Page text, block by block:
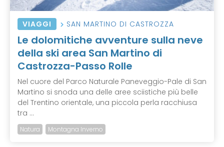
VIAGGI SAN MARTINO DI CASTROZZA
Le dolomitiche avventure sulla neve
della ski area San Martino di
Castrozza-Passo Rolle
Nel cuore del Parco Naturale Paneveggio-Pale di San
Martino si snoda una delle aree sciistiche più belle
del Trentino orientale, una piccola perla racchiusa
tra ...
Natura Montagna Inverno